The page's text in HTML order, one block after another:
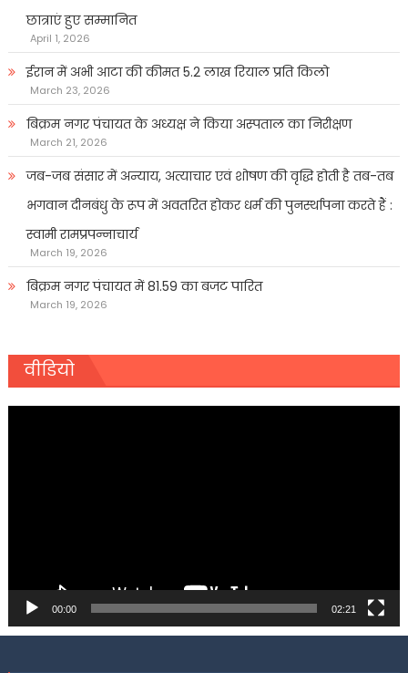
छात्राएं हुए सम्मानित
April 1, 2026
ईरान में अभी आटा की कीमत 5.2 लाख रियाल प्रति किलो
March 23, 2026
बिक्रम नगर पंचायत के अध्यक्ष ने किया अस्पताल का निरीक्षण
March 21, 2026
जब-जब संसार में अन्याय, अत्याचार एवं शोषण की वृद्धि होती है तब-तब
भगवान दीनबंधु के रूप में अवतरित होकर धर्म की पुनर्स्थापना करते हैं :
स्वामी रामप्रपन्नाचार्य
March 19, 2026
बिक्रम नगर पंचायत में 81.59 का बजट पारित
March 19, 2026
वीडियो
00:00 02:21